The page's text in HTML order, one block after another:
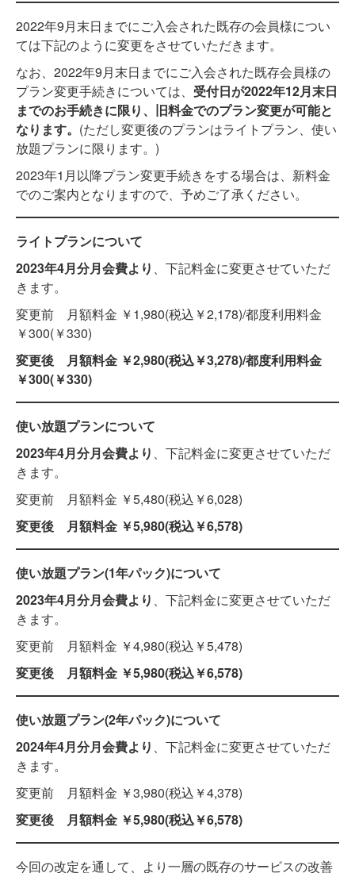
2022年9月末日までにご入会された既存の会員様につい
ては下記のように変更をさせていただきます。
なお、2022年9月末日までにご入会された既存会員様の
プラン変更手続きについては、 受付日が2022年12月末日
までのお手続きに限り、旧料金でのプラン変更が可能と
なります。 (ただし変更後のプランはライトプラン、使い
放題プランに限ります。)
2023年1月以降プラン変更手続きをする場合は、新料金
でのご案内となりますので、予めご了承ください。
ライトプランについて
2023年4月分月会費より 、下記料金に変更させていただ
きます。
変更前 月額料金 ￥1,980(税込￥2,178)/都度利用料金
￥300(￥330)
変更後 月額料金 ￥2,980(税込￥3,278)/都度利用料金
￥300(￥330)
使い放題プランについて
2023年4月分月会費より 、下記料金に変更させていただ
きます。
変更前 月額料金 ￥5,480(税込￥6,028)
変更後 月額料金 ￥5,980(税込￥6,578)
使い放題プラン(1年パック)について
2023年4月分月会費より 、下記料金に変更させていただ
きます。
変更前 月額料金 ￥4,980(税込￥5,478)
変更後 月額料金 ￥5,980(税込￥6,578)
使い放題プラン(2年パック)について
2024年4月分月会費より 、下記料金に変更させていただ
きます。
変更前 月額料金 ￥3,980(税込￥4,378)
変更後 月額料金 ￥5,980(税込￥6,578)
今回の改定を通して、より一層の既存のサービスの改善